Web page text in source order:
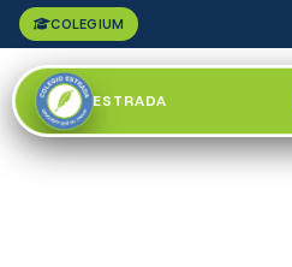
COLEGIUM
ESTRADA